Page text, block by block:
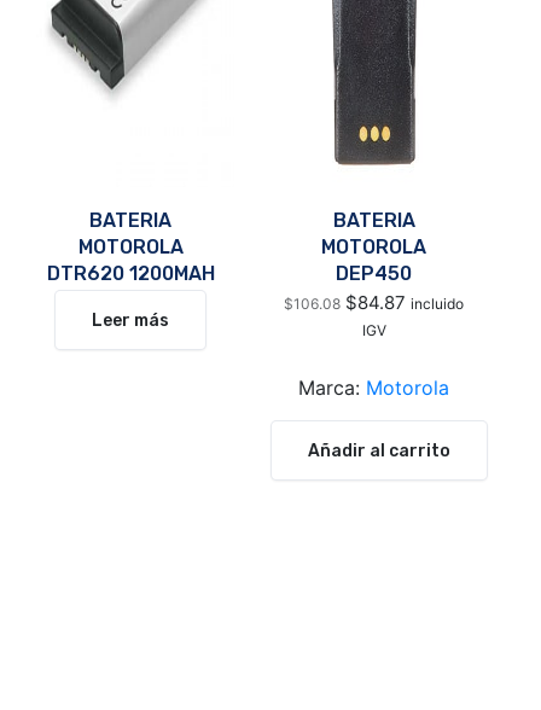
BATERIA
MOTOROLA
DTR620 1200MAH
Leer más
BATERIA
MOTOROLA
DEP450
NNTN4970
$106.08 $84.87 incluido
IGV
Marca: Motorola
Añadir al carrito